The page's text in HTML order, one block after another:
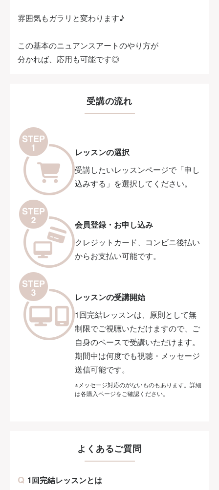
雰囲気もガラリと変わります♪
この基本のニュアンスアートのやり方が
分かれば、応用も可能です◎
受講の流れ
レッスンの選択
受講したいレッスンページで「申し
込みする」を選択してください。
会員登録・お申し込み
クレジットカード、コンビニ後払い
からお支払い可能です。
レッスンの受講開始
1回完結レッスンは、原則として無
制限でご視聴いただけますので、ご
自身のペースで受講いただけます。
期間中は何度でも視聴・メッセージ
送信可能です。
※メッセージ対応のがないものもあります。詳細
は各購入ページをご確認ください。
よくあるご質問
1回完結レッスンとは